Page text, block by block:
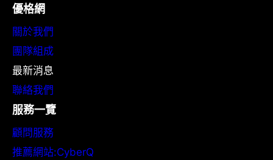
優格網
關於我們
團隊組成
最新消息
聯絡我們
服務一覽
顧問服務
推薦網站:CyberQ